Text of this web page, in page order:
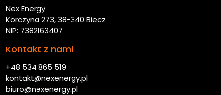
Nex Energy
Korczyna 273, 38-340 Biecz
NIP: 7382163407
Kontakt z nami:
+48 534 865 519
kontakt@nexenergy.pl
biuro@nexenergy.pl